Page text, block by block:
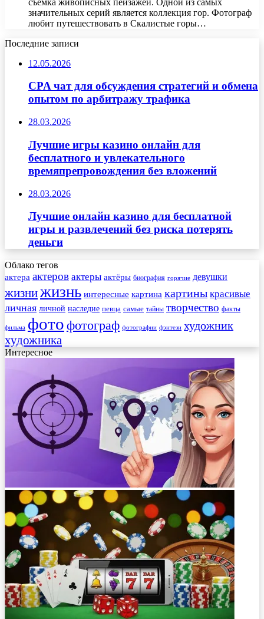
значительных серий является коллекция гор. Фотограф
любит путешествовать в Скалистые горы…
Последние записи
12.05.2026
CPA чат для обсуждения стратегий и обмена
опытом по арбитражу трафика
28.03.2026
Лучшие игры казино онлайн для
бесплатного и увлекательного
времяпрепровождения без вложений
28.03.2026
Лучшие онлайн казино для бесплатной
игры и развлечений без риска потерять
деньги
Облако тегов
актера актеров актеры актёры биография горячие девушки
жизнижизнь интересные картина картины красивые
личная личной наследие певца самые тайны творчество факты
фильма фото фотограф фотографии фэнтези художник
художника
Интересное